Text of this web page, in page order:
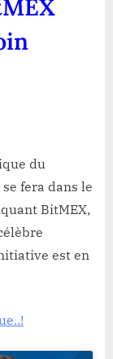
du
fera dans le
BitMEX,
est en